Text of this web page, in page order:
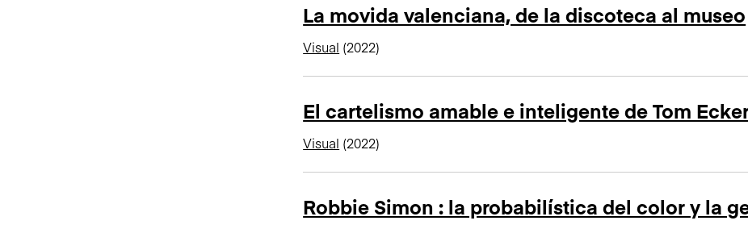
La movida valenciana, de la discoteca al museo
Visual (2022)
El cartelismo amable e inteligente de Tom
Visual (2022)
Robbie Simon : la probabilística del color y la